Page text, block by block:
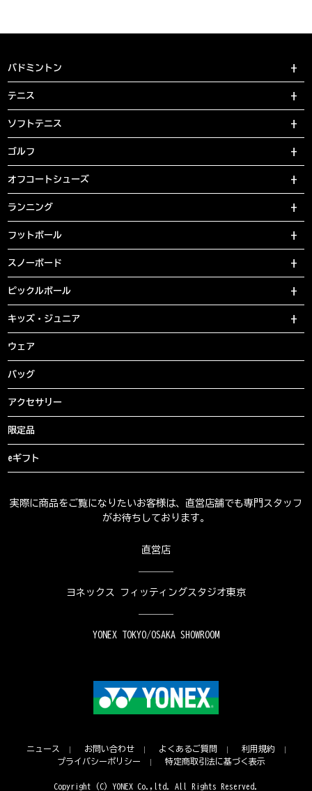
バドミントン
テニス
ソフトテニス
ゴルフ
オフコートシューズ
ランニング
フットボール
スノーボード
ピックルボール
キッズ・ジュニア
ウェア
バッグ
アクセサリー
限定品
eギフト
実際に商品をご覧になりたいお客様は、直営店舗でも専門スタッフ
がお待ちしております。
直営店
ヨネックス フィッティングスタジオ東京
YONEX TOKYO/OSAKA SHOWROOM
ニュース お問い合わせ よくあるご質問
利用規約
プライバシーポリシー
特定商取引法に基づく表示
Copyright (C) YONEX Co.,ltd. All Rights Reserved.